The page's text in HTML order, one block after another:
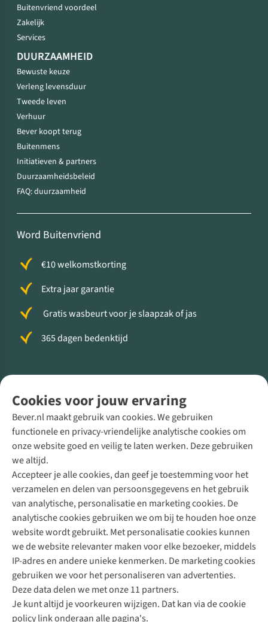
Cookies voor jouw ervaring
Bever.nl maakt gebruik van cookies. We gebruiken
functionele en privacy-vriendelijke analytische cookies om
onze website goed en veilig te laten werken. Deze gebruiken
we altijd.
Accepteer je alle cookies, dan geef je toestemming voor het
verzamelen en delen van persoonsgegevens en het gebruik
van analytische, personalisatie en marketing cookies. De
analytische cookies gebruiken we om bij te houden hoe onze
website wordt gebruikt. Met personalisatie cookies kunnen
we de website relevanter maken voor elke bezoeker, middels
IP-adres en andere unieke kenmerken. De marketing cookies
gebruiken we voor het personaliseren van advertenties.
Deze data delen we met onze 11 partners.
Je kunt altijd je voorkeuren wijzigen. Dat kan via de cookie
policy link onderaan alle pagina's.
Buitenvriend voordeel
Zakelijk
Services
DUURZAAMHEID
Bewuste keuze
Verleng levensduur
Tweede leven
Verhuur
Bever koopt terug
Buitenmens
Initiatieven & partners
Duurzaamheidsbeleid
FAQ: duurzaamheid
Word Buitenvriend
€10 welkomstkorting
Extra jaar garantie
Gratis wasbeurt voor je slaapzak of jas
365 dagen bedenktijd
Direct advies van een Buitenexpert
+31 (0)85 888 50 88
+31 6 12 28 49 80
Contactformulier